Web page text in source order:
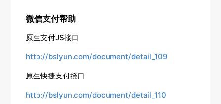
微信支付帮助
原生支付JS接口
http://bslyun.com/document/detail_109
原生快捷支付接口
http://bslyun.com/document/detail_110